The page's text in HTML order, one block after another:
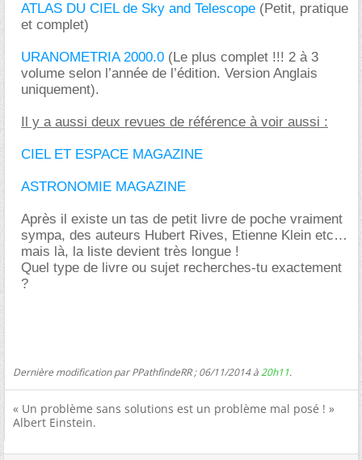
ATLAS DU CIEL de Sky and Telescope (Petit, pratique
et complet)
URANOMETRIA 2000.0 (Le plus complet !!! 2 à 3
volume selon l’année de l’édition. Version Anglais
uniquement).
Il y a aussi deux revues de référence à voir aussi :
CIEL ET ESPACE MAGAZINE
ASTRONOMIE MAGAZINE
Après il existe un tas de petit livre de poche vraiment
sympa, des auteurs Hubert Rives, Etienne Klein etc
mais là, la liste devient très longue !
Quel type de livre ou sujet recherches-tu exactement
?
Dernière modification par PPathfindeRR ; 06/11/2014 à20h11.
« Un problème sans solutions est un problème mal posé ! »
Albert Einstein.